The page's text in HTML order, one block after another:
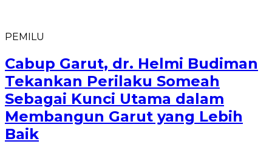
PEMILU
Cabup Garut, dr. Helmi Budiman
Tekankan Perilaku Someah
Sebagai Kunci Utama dalam
Membangun Garut yang Lebih
Baik